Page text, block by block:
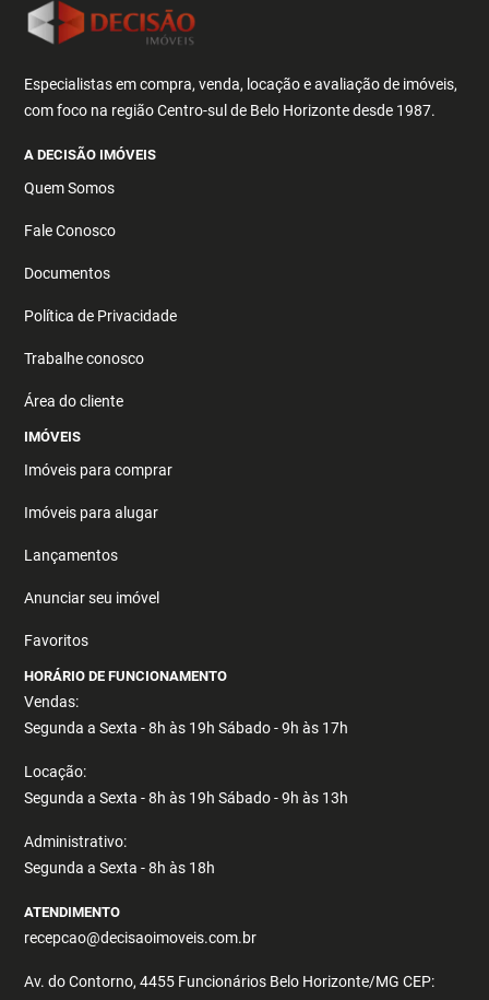
Especialistas em compra, venda, locação e avaliação de imóveis,
com foco na região Centro-sul de Belo Horizonte desde 1987.
A DECISÃO IMÓVEIS
Quem Somos
Fale Conosco
Documentos
Política de Privacidade
Trabalhe conosco
Área do cliente
IMÓVEIS
Imóveis para comprar
Imóveis para alugar
Lançamentos
Anunciar seu imóvel
Favoritos
HORÁRIO DE FUNCIONAMENTO
Vendas:
Segunda a Sexta - 8h às 19h Sábado - 9h às 17h
Locação:
Segunda a Sexta - 8h às 19h Sábado - 9h às 13h
Administrativo:
Segunda a Sexta - 8h às 18h
ATENDIMENTO
recepcao@decisaoimoveis.com.br
Av. do Contorno, 4455 Funcionários Belo Horizonte/MG CEP: